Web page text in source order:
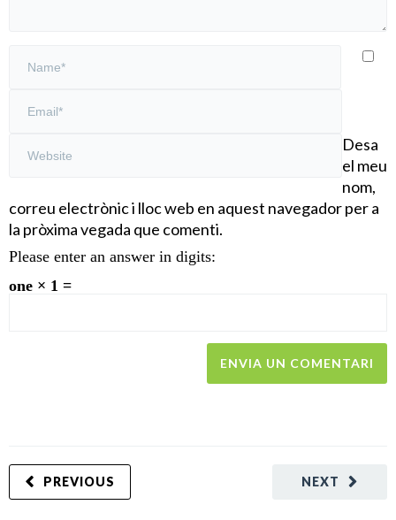
Desa
el meu
nom,
correu electrònic i lloc web en aquest navegador per a
la pròxima vegada que comenti.
Please enter an answer in digits:
one × 1 =
NEXT
PREVIOUS